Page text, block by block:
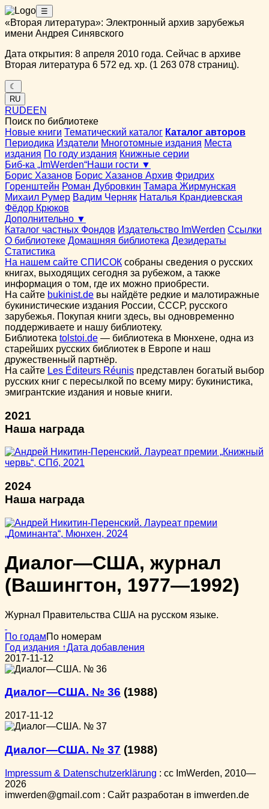
☰
«Вторая литература»: Электронный архив зарубежья
имени Андрея Синявского
Дата открытия: 8 апреля 2010 года. Сейчас в архиве
Вторая литература 6 572 ед. хр. (1 263 078 страниц).
☾
RU
RUDEEN
Поиск по библиотеке
Новые книги Тематический каталог Каталог авторов
Периодика Издатели Многотомные издания Места
издания По году издания Книжные серии
Биб-ка „ImWerden“Наши гости ▼
Борис Хазанов Борис Хазанов Архив Фридрих
Горенштейн Роман Дубровкин Тамара Жирмунская
Михаил Румер Вадим Черняк Наталья Крандиевская
Фёдор Крюков
Дополнительно ▼
Каталог частных Фондов Издательство ImWerden Ссылки
О библиотеке Домашняя библиотека Дезидераты
Статистика
На нашем сайте СПИСОК собраны сведения о русских
книгах, выходящих сегодня за рубежом, а также
информация о том, где их можно приобрести.
На сайте bukinist.de вы найдёте редкие и малотиражные
букинистические издания России, СССР, русского
зарубежья. Покупая книги здесь, вы одновременно
поддерживаете и нашу библиотеку.
Библиотека tolstoi.de — библиотека в Мюнхене, одна из
старейших русских библиотек в Европе и наш
дружественный партнёр.
На сайте Les Éditeurs Réunis представлен богатый выбор
русских книг с пересылкой по всему миру: букинистика,
эмигрантские издания и новые книги.
2021
Наша награда
2024
Наша награда
Диалог—США, журнал
(Вашингтон, 1977—1992)
Журнал Правительства США на русском языке.
По годамПо номерам
Год издания ↑Дата добавления
2017-11-12
Диалог—США. № 36 (1988)
2017-11-12
Диалог—США. № 37 (1988)
Impressum & Datenschutzerklärung : cc ImWerden, 2010—
2026
imwerden@gmail.com : Сайт разработан в imwerden.de